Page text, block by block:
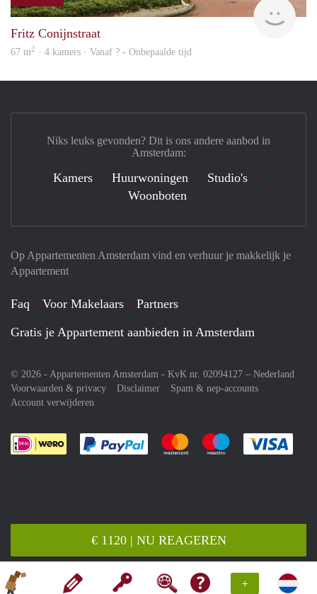
+
€ 1120 | NU REAGEREN
Fritz Conijnstraat
67 m2 · 4 kamers · Vanaf ? - Onbepaalde tijd
Op Appartementen Amsterdam vind en verhuur je makkelijk je
Appartement
Faq Voor Makelaars
Partners
Gratis je Appartement aanbieden in Amsterdam
© 2026 - Appartementen Amsterdam - KvK nr. 02094127 – Nederland
Voorwaarden & privacy
Disclaimer
Spam & nep-accounts
Account verwijderen
Je rekent gemakkelijk af met Paypal
Je rekent gemakkelijk af met
Je rekent
Niks leuks gevonden? Dit is ons andere aanbod in
Amsterdam:
Kamers Huurwoningen
Studio's
Woonboten